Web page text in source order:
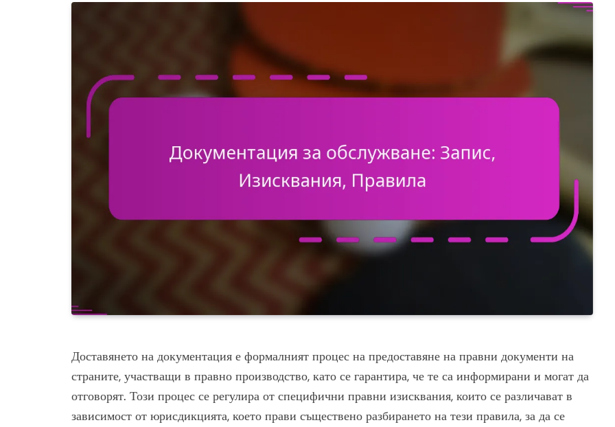
Доставянето на документация е формалният процес на предоставяне на правни документи на
страните, участващи в правно производство, като се гарантира, че те са информирани и могат да
отговорят. Този процес се регулира от специфични правни изисквания, които се различават в
зависимост от юрисдикцията, което прави съществено разбирането на тези правила, за да се